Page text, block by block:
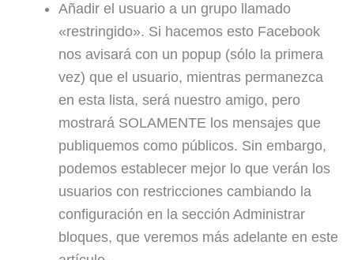
Añadir el usuario a un grupo llamado
«restringido». Si hacemos esto Facebook
nos avisará con un popup (sólo la primera
vez) que el usuario, mientras permanezca
en esta lista, será nuestro amigo, pero
mostrará SOLAMENTE los mensajes que
publiquemos como públicos. Sin embargo,
podemos establecer mejor lo que verán los
usuarios con restricciones cambiando la
configuración en la sección Administrar
bloques, que veremos más adelante en este